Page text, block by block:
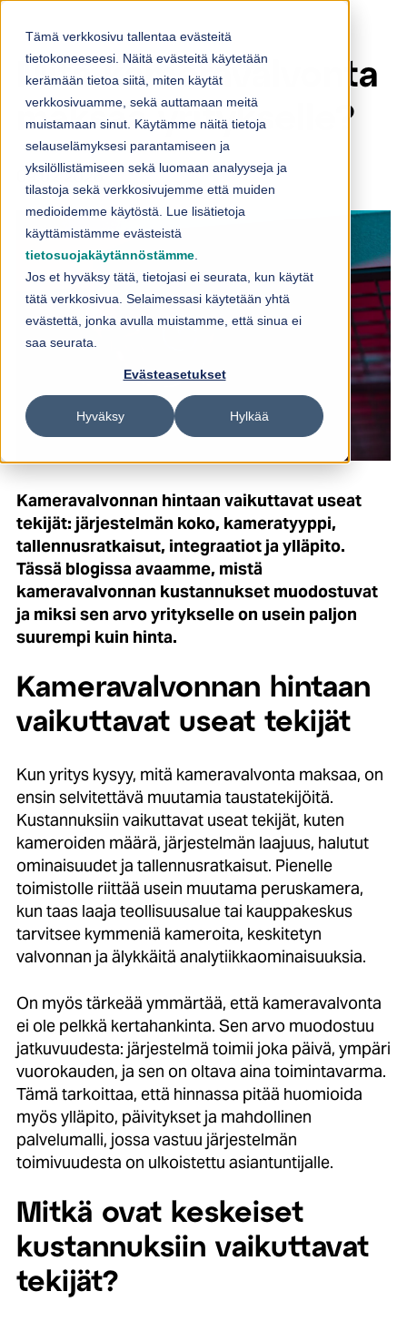
Tämä verkkosivu tallentaa evästeitä
tietokoneeseesi. Näitä evästeitä käytetään
kerämään tietoa siitä, miten käytät
verkkosivuamme, sekä auttamaan meitä
muistamaan sinut. Käytämme näitä tietoja
selauselämyksesi parantamiseen ja
yksilöllistämiseen sekä luomaan analyyseja ja
tilastoja sekä verkkosivujemme että muiden
medioidemme käytöstä. Lue lisätietoja
käyttämistämme evästeistä
tietosuojakäytännöstämme
Jos et hyväksy tätä, tietojasi ei seurata, kun käytät
tätä verkkosivua. Selaimessasi käytetään yhtä
evästettä, jonka avulla muistamme, että sinua ei
saa seurata.
Evästeasetukset
Hyväksy Hylkää
Mitä kameravalvonta
maksaa yritykselle?
09.02.2026
Kameravalvonnan hintaan vaikuttavat useat
tekijät: järjestelmän koko, kameratyyppi,
tallennusratkaisut, integraatiot ja ylläpito.
Tässä blogissa avaamme, mistä
kameravalvonnan kustannukset muodostuvat
ja miksi sen arvo yritykselle on usein paljon
suurempi kuin hinta.
Kameravalvonnan hintaan
vaikuttavat useat tekijät
Kun yritys kysyy, mitä kameravalvonta maksaa, on
ensin selvitettävä muutamia taustatekijöitä.
Kustannuksiin vaikuttavat useat tekijät, kuten
kameroiden määrä, järjestelmän laajuus, halutut
ominaisuudet ja tallennusratkaisut. Pienelle
toimistolle riittää usein muutama peruskamera,
kun taas laaja teollisuusalue tai kauppakeskus
tarvitsee kymmeniä kameroita, keskitetyn
valvonnan ja älykkäitä analytiikkaominaisuuksia.
On myös tärkeää ymmärtää, että kameravalvonta
ei ole pelkkä kertahankinta. Sen arvo muodostuu
jatkuvuudesta: järjestelmä toimii joka päivä, ympäri
vuorokauden, ja sen on oltava aina toimintavarma.
Tämä tarkoittaa, että hinnassa pitää huomioida
myös ylläpito, päivitykset ja mahdollinen
palvelumalli, jossa vastuu järjestelmän
toimivuudesta on ulkoistettu asiantuntijalle.
Mitkä ovat keskeiset
kustannuksiin vaikuttavat
tekijät?